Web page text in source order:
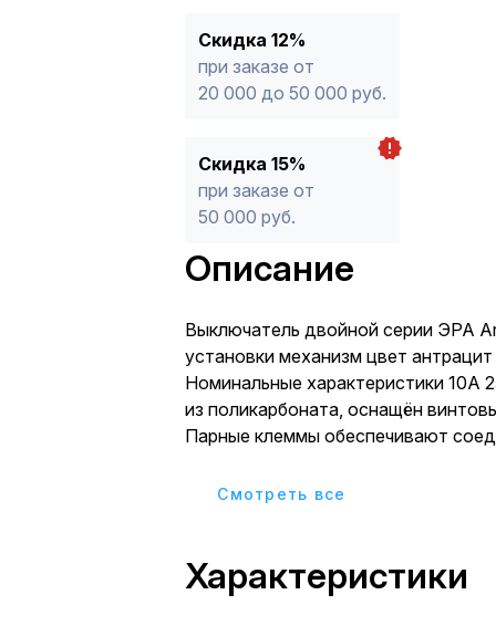
Скидка 12%
при заказе от
20 000 до 50 000 руб.
Скидка 15%
при заказе от
50 000 руб.
Описание
Выключатель двойной серии ЭРА
установки механизм цвет
Номинальные характеристики 10А
из поликарбоната, оснащён
Парные клеммы обеспечивают
на винты. Рамки приобретаются
Cмотреть все
Характеристики